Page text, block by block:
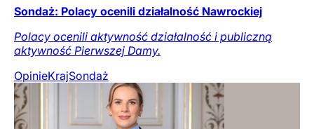
Sondaż: Polacy ocenili działalność Nawrockiej
Polacy ocenili aktywność działalność i publiczną
aktywność Pierwszej Damy.
OpinieKrajSondaż